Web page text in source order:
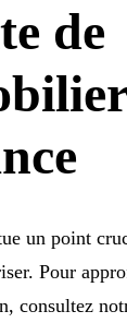
de
un point
Pour
consultez